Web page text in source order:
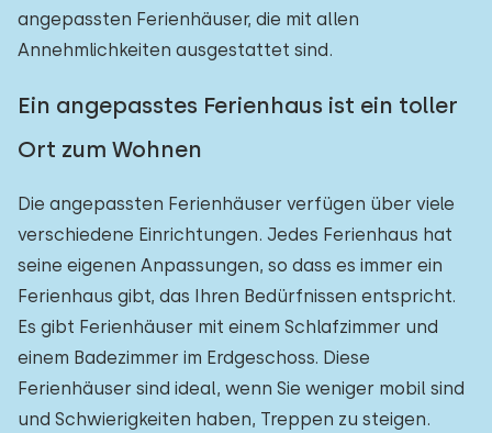
angepassten Ferienhäuser, die mit allen
Annehmlichkeiten ausgestattet sind.
Ein angepasstes Ferienhaus ist ein toller
Ort zum Wohnen
Die angepassten Ferienhäuser verfügen über viele
verschiedene Einrichtungen. Jedes Ferienhaus hat
seine eigenen Anpassungen, so dass es immer ein
Ferienhaus gibt, das Ihren Bedürfnissen entspricht.
Es gibt Ferienhäuser mit einem Schlafzimmer und
einem Badezimmer im Erdgeschoss. Diese
Ferienhäuser sind ideal, wenn Sie weniger mobil sind
und Schwierigkeiten haben, Treppen zu steigen.